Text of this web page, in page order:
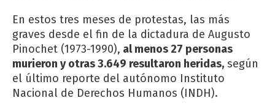
En estos tres meses de protestas, las más
graves desde el fin de la dictadura de Augusto
Pinochet (1973-1990), al menos 27 personas
murieron y otras 3.649 resultaron heridas, según
el último reporte del autónomo Instituto
Nacional de Derechos Humanos (INDH).